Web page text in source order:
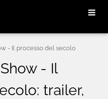
- Il processo del secolo
- Il
trailer,